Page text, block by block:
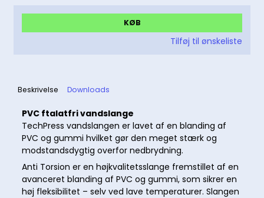
KØB
Tilføj til ønskeliste
Beskrivelse Downloads
PVC ftalatfri vandslange
TechPress vandslangen er lavet af en blanding af
PVC og gummi hvilket gør den meget stærk og
modstandsdygtig overfor nedbrydning.
Anti Torsion er en højkvalitetsslange fremstillet af en
avanceret blanding af PVC og gummi, som sikrer en
høj fleksibilitet – selv ved lave temperaturer. Slangen